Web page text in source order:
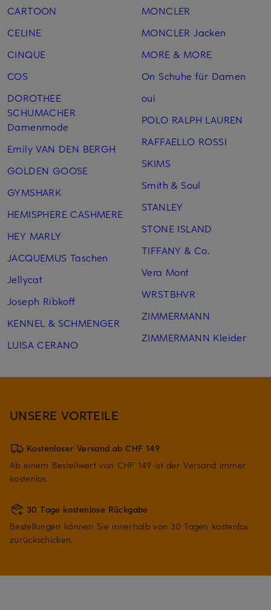
CARTOON
CELINE
CINQUE
COS
DOROTHEE
SCHUMACHER
Damenmode
Emily VAN DEN BERGH
GOLDEN GOOSE
GYMSHARK
HEMISPHERE CASHMERE
HEY MARLY
JACQUEMUS Taschen
Jellycat
Joseph Ribkoff
KENNEL & SCHMENGER
LUISA CERANO
MONCLER
MONCLER Jacken
MORE & MORE
On Schuhe für Damen
oui
POLO RALPH LAUREN
RAFFAELLO ROSSI
SKIMS
Smith & Soul
STANLEY
STONE ISLAND
TIFFANY & Co.
Vera Mont
WRSTBHVR
ZIMMERMANN
ZIMMERMANN Kleider
UNSERE VORTEILE
Kostenloser Versand ab CHF 149
Ab einem Bestellwert von CHF 149 ist der Versand immer
kostenlos.
30 Tage kostenlose Rückgabe
Bestellungen können Sie innerhalb von 30 Tagen kostenlos
zurückschicken.